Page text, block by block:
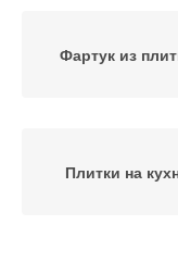
Фартук из
Плитки на